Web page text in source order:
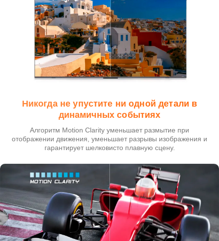
Никогда не упустите ни одной детали в
динамичных событиях
Алгоритм Motion Clarity уменьшает размытие при
отображении движения, уменьшает разрывы изображения и
гарантирует шелковисто плавную сцену.